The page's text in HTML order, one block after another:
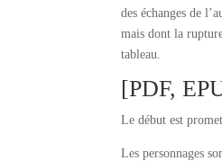
des échanges de
mais dont la
tableau.
[PDF,
Le début est
Les personnages